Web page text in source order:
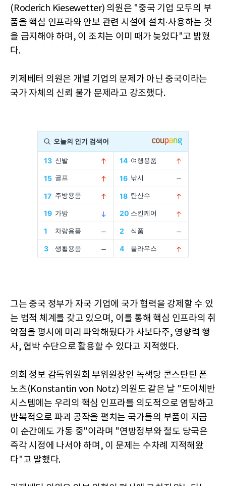
(Roderich Kiesewetter) 의원은 "중국 기업 모두의 부
품을 핵심 인프라와 안보 관련 시설에 설치·사용하는 것
을 금지해야 하며, 이 조치는 이미 때가 늦었다"고 밝혔
다.
키제베터 의원은 개별 기업의 문제가 아닌 중국이라는
국가 자체의 신뢰 불가 문제라고 강조했다.
그는 중국 정부가 자국 기업에 국가 협력을 강제할 수 있
는 법적 체계를 갖고 있으며, 이를 통해 핵심 인프라의 취
약점을 평시에 미리 파악해뒀다가 사보타주, 영향력 행
사, 협박 수단으로 활용할 수 있다고 지적했다.
의회 정보 감독위원회 부위원장인 녹색당 콘스탄틴 폰
노츠(Konstantin von Notz) 의원도 같은 날 "도이체반
시스템에는 우리의 핵심 인프라를 의도적으로 염탐하고
반복적으로 파괴 공작을 펼치는 국가들의 부품이 지금
이 순간에도 가동 중"이라며 "연방정부와 철도 당국은
즉각 시정에 나서야 하며, 이 문제는 수차례 지적해왔
다"고 말했다.